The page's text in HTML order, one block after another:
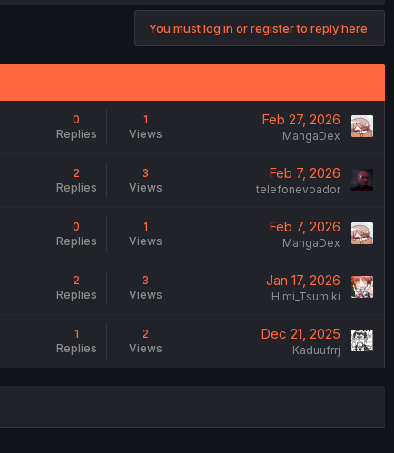
You must log in or register to reply here.
0
Replies
1
Views
Feb 27, 2026
MangaDex
2
Replies
3
Views
Feb 7, 2026
telefonevoador
0
Replies
1
Views
Feb 7, 2026
MangaDex
2
Replies
3
Views
Jan 17, 2026
Himi_Tsumiki
1
Replies
2
Views
Dec 21, 2025
Kaduufrrj